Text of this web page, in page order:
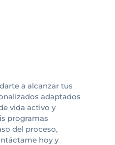
a alcanzar tus
adaptados
vida activo y
programas
del proceso,
hoy y